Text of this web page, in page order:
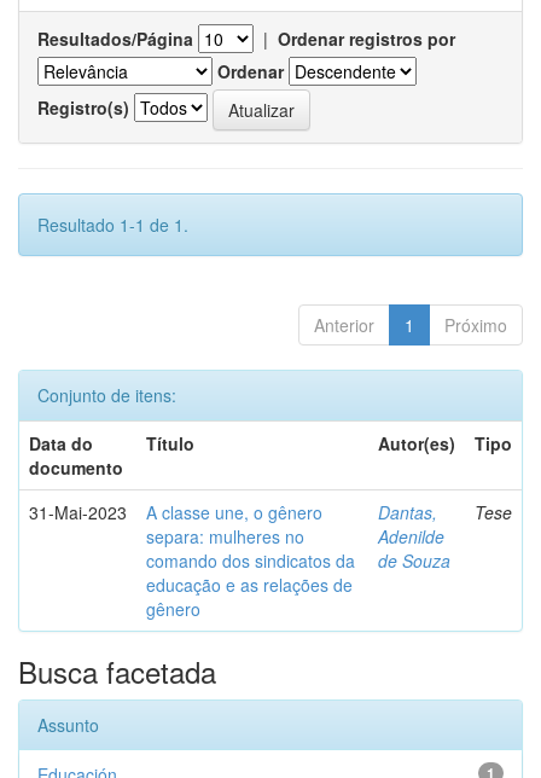
Resultados/Página | Ordenar registros por
Ordenar
Registro(s)
Resultado 1-1 de 1.
Anterior 1 Próximo
Conjunto de itens:
Data do
documento
Título Autor(es) Tipo
31-Mai-2023
A classe une, o gênero
separa: mulheres no
comando dos sindicatos da
educação e as relações de
gênero
Dantas,
Adenilde
de Souza
Tese
Busca facetada
Assunto
1